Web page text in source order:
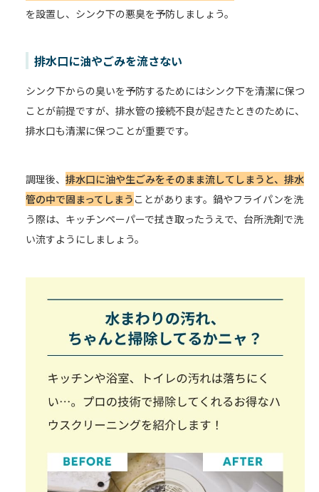
を設置し、シンク下の悪臭を予防しましょう。
排水口に油やごみを流さない
シンク下からの臭いを予防するためにはシンク下を清潔に保つ
ことが前提ですが、排水管の接続不良が起きたときのために、
排水口も清潔に保つことが重要です。
調理後、 排水口に油や生ごみをそのまま流してしまうと、排水
管の中で固まってしまう ことがあります。鍋やフライパンを洗
う際は、キッチンペーパーで拭き取ったうえで、台所洗剤で洗
い流すようにしましょう。